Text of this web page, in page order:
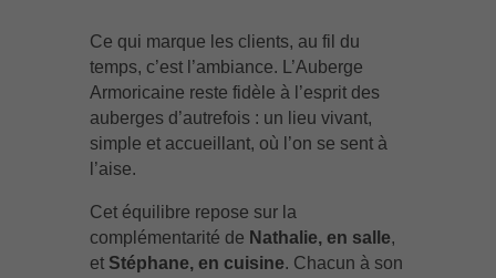
Ce qui marque les clients, au fil du
temps, c’est l’ambiance. L’Auberge
Armoricaine reste fidèle à l’esprit des
auberges d’autrefois : un lieu vivant,
simple et accueillant, où l’on se sent à
l’aise.
Cet équilibre repose sur la
complémentarité de Nathalie, en salle,
et Stéphane, en cuisine. Chacun à son